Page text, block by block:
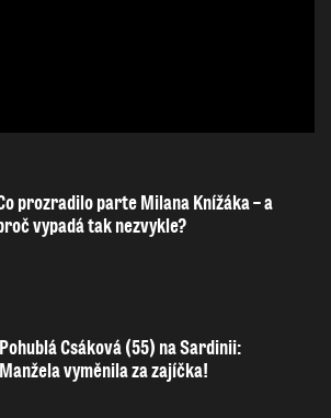
prozradilo parte Milana Knížáka – a
vypadá tak nezvykle?
Pohublá Csáková (55) na Sardinii:
Manžela vyměnila za zajíčka!